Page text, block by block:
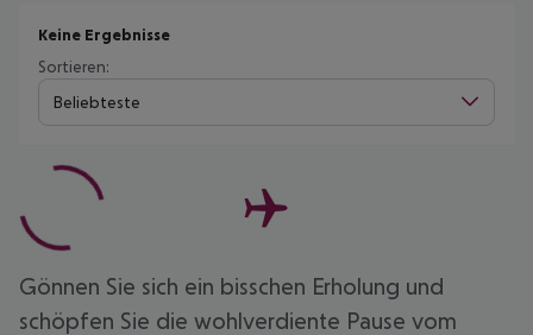
Keine Ergebnisse
Sortieren:
Beliebteste
Gönnen Sie sich ein bisschen Erholung und
schöpfen Sie die wohlverdiente Pause vom